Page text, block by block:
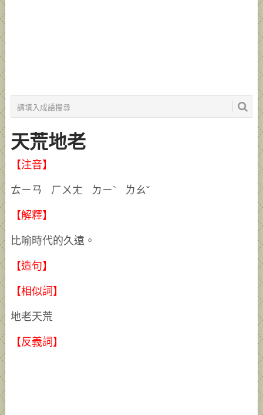
天荒地老
【注音】
ㄊㄧㄢ ㄏㄨㄤ ㄉㄧˋ ㄌㄠˇ
【解釋】
比喻時代的久遠。
【造句】
【相似詞】
地老天荒
【反義詞】